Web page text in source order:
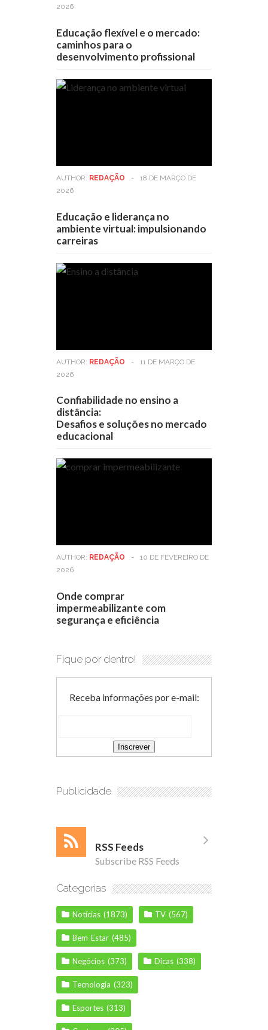
2026
Educação flexível e o mercado:
caminhos para o
desenvolvimento profissional
AUTHOR: REDAÇÃO -
18 DE MARÇO DE
2026
Educação e liderança no
ambiente virtual: impulsionando
carreiras
AUTHOR: REDAÇÃO -
11 DE MARÇO DE
2026
Confiabilidade no ensino a
distância:
Desafios e soluções no mercado
educacional
AUTHOR: REDAÇÃO -
10 DE FEVEREIRO DE
2026
Onde comprar
impermeabilizante com
segurança e eficiência
Fique por dentro!
Receba informações por e-mail:
Publicidade
RSS Feeds
Subscribe RSS Feeds
Categorias
Notícias (1873) TV (567)
Bem-Estar (485)
Negócios (373) Dicas (338)
Tecnologia (323)
Esportes (313)